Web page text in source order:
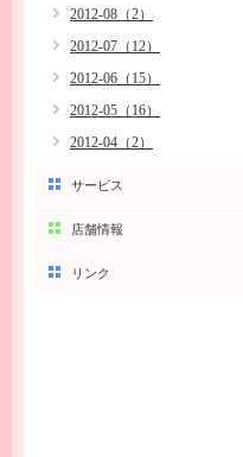
2012-08（2）
2012-07（12）
2012-06（15）
2012-05（16）
2012-04（2）
サービス
店舗情報
リンク